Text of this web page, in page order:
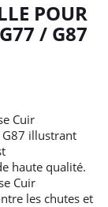
POUR
/ G87
Cuir
illustrant
haute qualité.
Cuir
les chutes et